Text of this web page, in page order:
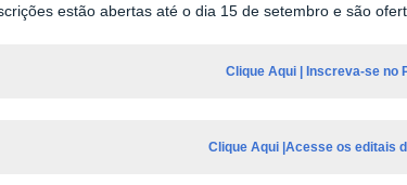
estão abertas até o dia 15 de setembro e são
Clique Aqui | Inscreva-se no
Clique Aqui |Acesse os editais